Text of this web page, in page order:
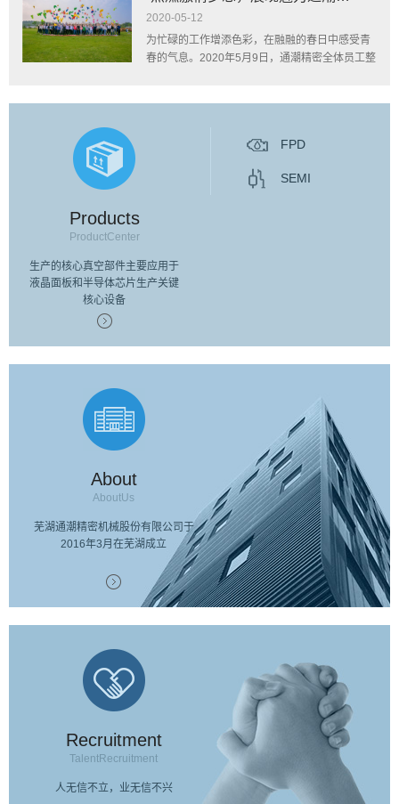
大桥开发区领导何向阳、瞿辉、谢雷等陪同调
研。...
2020-05-12
为忙碌的工作增添色彩，在融融的春日中感受青
春的气息。2020年5月9日，通潮精密全体员工整
Products
ProductCenter
生产的核心真空部件主要应用于
液晶面板和半导体芯片生产关键
核心设备
FPD
SEMI
About
AboutUs
芜湖通潮精密机械股份有限公司于
2016年3月在芜湖成立
Recruitment
TalentRecruitment
人无信不立，业无信不兴